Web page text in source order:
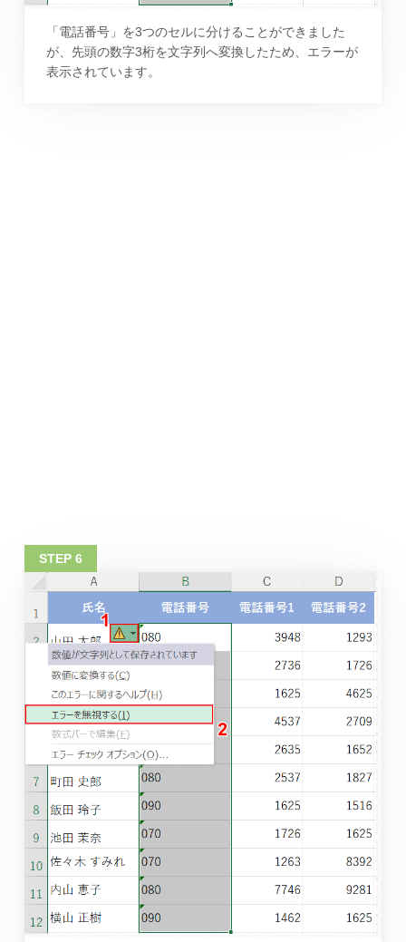
「電話番号」を3つのセルに分けることができました
が、先頭の数字3桁を文字列へ変換したため、エラーが
表示されています。